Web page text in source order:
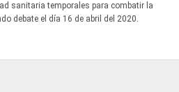
sanitaria temporales para combatir la
debate el día 16 de abril del 2020.